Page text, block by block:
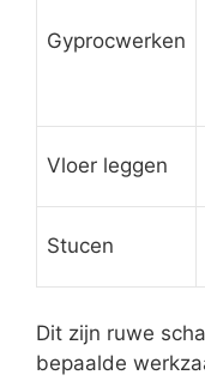
Gyprocwerken
Vloer leggen
Stucen
Dit zijn ruwe
bepaalde